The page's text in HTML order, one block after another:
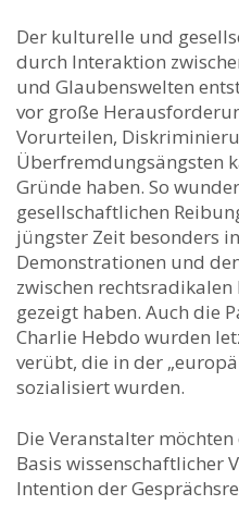
Der kulturelle und
durch Interaktion
und Glaubenswelten
vor große
Vorurteilen,
Überfremdungsängsten
Gründe haben. So
gesellschaftlichen
jüngster Zeit besonders
Demonstrationen und
zwischen
gezeigt haben. Auch die
Charlie Hebdo wurden
verübt, die in der
sozialisiert wurden.
Die Veranstalter
Basis wissenschaftlicher
Intention der